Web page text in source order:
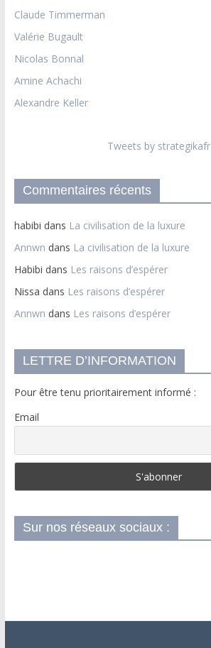
Claude Timmerman
Valérie Bugault
Nicolas Bonnal
Amine Achachi
Alexandre Keller
Tweets by strategikafr
Commentaires récents
habibi dans La civilisation de la luxure
Annwn dans La civilisation de la luxure
Habibi dans Les raisons d’espérer
Nissa dans Les raisons d’espérer
Annwn dans Les raisons d’espérer
LETTRE D’INFORMATION
Pour être tenu prioritairement informé :
Email
Sur nos réseaux sociaux :